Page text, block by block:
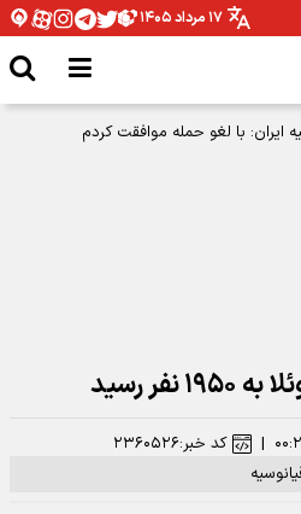
۱۷ مرداد ۱۴۰۵
با لغو حمله موافقت کردم
رسید
| کد خبر:۲۳۶۰۵۲۶